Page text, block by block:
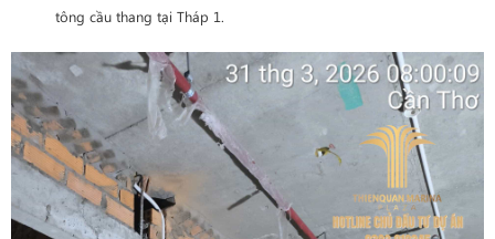
tông cầu thang tại Tháp 1.